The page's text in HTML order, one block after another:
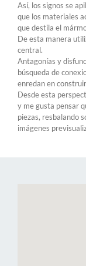
Así, los signos se
que los materiales
que destila el
De esta manera
central.
Antagonías y
búsqueda de
enredan en
Desde esta
y me gusta pensar
piezas, resbalando
imágenes